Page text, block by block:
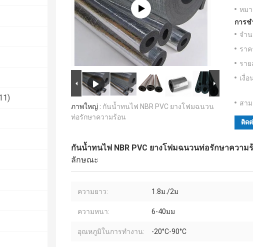
ภาพใหญ่ : กันน้ำทนไฟ NBR PVC ยางโฟมฉนวน
ท่อรักษาความร้อน
หม
การช
จำ
ราค
รา
เงื่
สา
ติด
กันน้ำทนไฟ NBR PVC ยางโฟมฉนวนท่อรักษาความ
ลักษณะ
ความยาว: 1.8ม./2ม
ความหนา: 6-40มม
อุณหภูมิในการทำงาน: -20°C-90°C